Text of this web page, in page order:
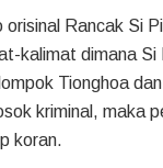
Rancak Si
kalimat dimana Si
Tionghoa
kriminal, maka
koran.